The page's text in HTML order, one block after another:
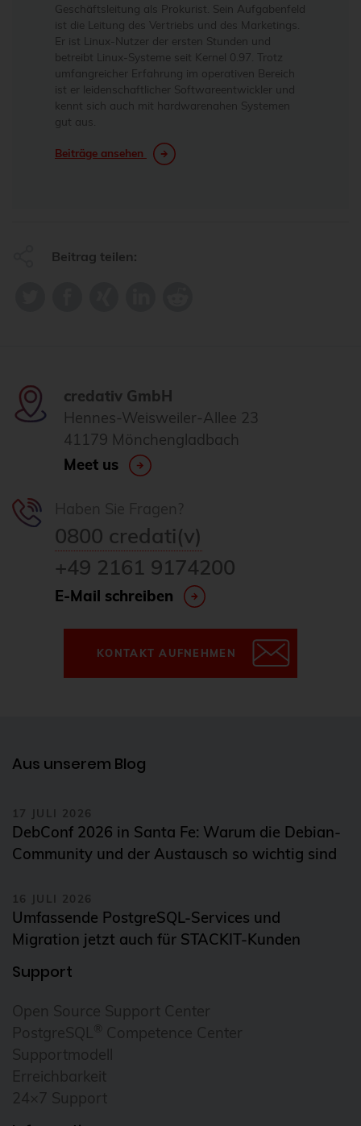
Geschäftsleitung als Prokurist. Sein Aufgabenfeld
ist die Leitung des Vertriebs und des Marketings.
Er ist Linux-Nutzer der ersten Stunden und
betreibt Linux-Systeme seit Kernel 0.97. Trotz
umfangreicher Erfahrung im operativen Bereich
ist er leidenschaftlicher Softwareentwickler und
kennt sich auch mit hardwarenahen Systemen
gut aus.
Beiträge ansehen
Beitrag teilen:
credativ GmbH
Hennes-Weisweiler-Allee 23
41179 Mönchengladbach
Meet us
0800 credati(v)
+49 2161 9174200
E-Mail schreiben
KONTAKT AUFNEHMEN
Aus unserem Blog
17 JULI 2026
DebConf 2026 in Santa Fe: Warum die Debian-
Community und der Austausch so wichtig sind
16 JULI 2026
Umfassende PostgreSQL-Services und
Migration jetzt auch für STACKIT-Kunden
Support
Open Source Support Center
PostgreSQL ® Competence Center
Supportmodell
Erreichbarkeit
24×7 Support